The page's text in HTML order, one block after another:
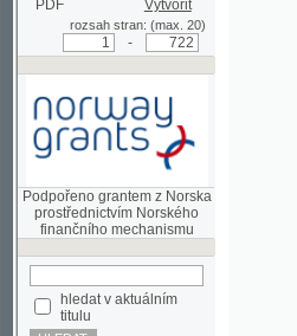
Podpořeno grantem z Norska
prostřednictvím Norského
hledat v aktuálním
titulu
Pokročilé vyhledávání